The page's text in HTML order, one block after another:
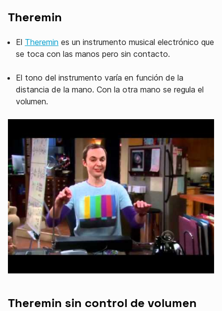
Theremin
El Theremin es un instrumento musical electrónico que
se toca con las manos pero sin contacto.
El tono del instrumento varía en función de la
distancia de la mano. Con la otra mano se regula el
volumen.
Theremin sin control de volumen